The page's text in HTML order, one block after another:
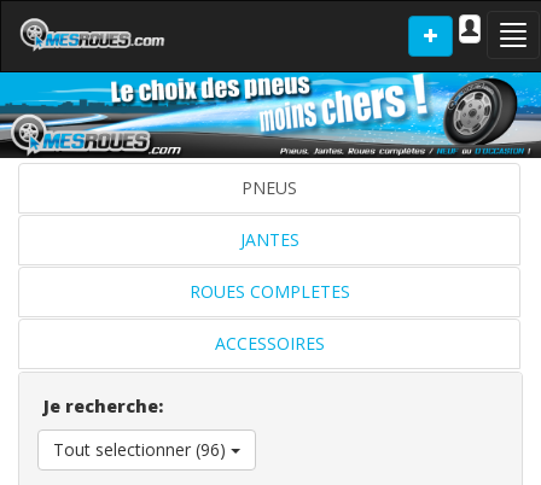
PNEUS
JANTES
ROUES COMPLETES
ACCESSOIRES
Je recherche:
Tout selectionner (96)